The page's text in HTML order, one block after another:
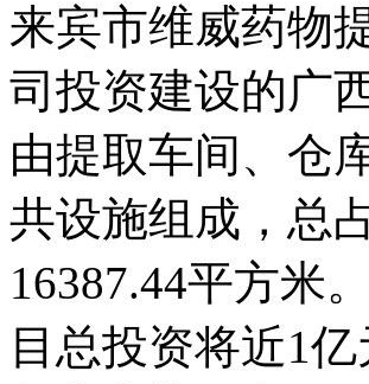
来宾市维威药物
司投资建设的广
由提取车间、仓
共设施组成，总
16387.44平方米
目总投资将近1